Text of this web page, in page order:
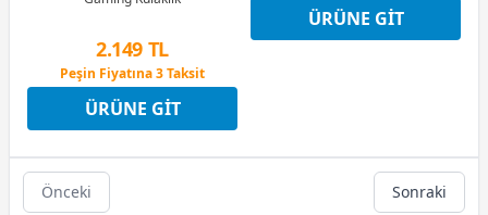
2.149 TL
Peşin Fiyatına 3 Taksit
12 Ay x 253 TL taksitle
Peşin Fiyatına 3 Taksit
ÜRÜNE GIT
Peşin Fiyatına 3 Taksit
ÜRÜNE GIT
Önceki Sonraki